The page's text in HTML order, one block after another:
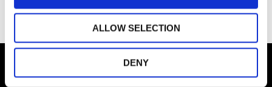
ALLOW SELECTION
DENY